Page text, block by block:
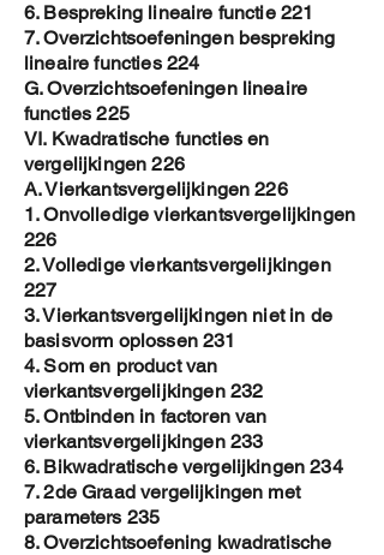
6. Bespreking lineaire functie 221
7. Overzichtsoefeningen bespreking
lineaire functies 224
G. Overzichtsoefeningen lineaire
functies 225
VI. Kwadratische functies en
vergelijkingen 226
A. Vierkantsvergelijkingen 226
1. Onvolledige vierkantsvergelijkingen
226
2. Volledige vierkantsvergelijkingen
227
3. Vierkantsvergelijkingen niet in de
basisvorm oplossen 231
4. Som en product van
vierkantsvergelijkingen 232
5. Ontbinden in factoren van
vierkantsvergelijkingen 233
6. Bikwadratische vergelijkingen 234
7. 2de Graad vergelijkingen met
parameters 235
8. Overzichtsoefening kwadratische